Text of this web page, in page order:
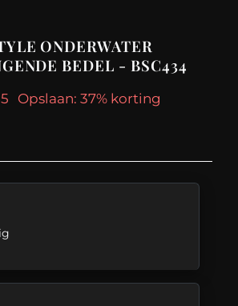
ONDERWATER
BEDEL - BSC434
Opslaan: 37% korting